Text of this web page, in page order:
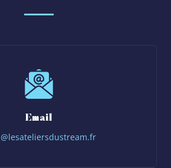
Email